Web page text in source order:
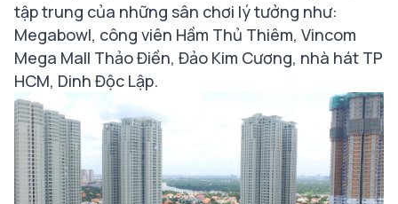
tập trung của những sân chơi lý tưởng như:
Megabowl, công viên Hầm Thủ Thiêm, Vincom
Mega Mall Thảo Điền, Đảo Kim Cương, nhà hát TP
HCM, Dinh Độc Lập.